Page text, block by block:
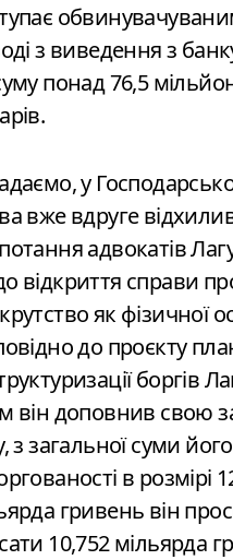
з виведення з
понад 76,5
у
вже вдруге
адвокатів
відкриття справи
як фізичної
до проєкту
боргів
він доповнив свою
з загальної суми його
в розмірі
гривень він
10,752 мільярда